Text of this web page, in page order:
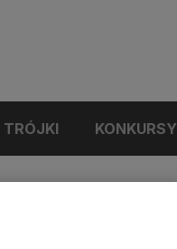
TRÓJKI KONKURSY